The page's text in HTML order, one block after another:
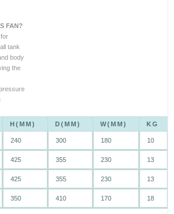
FAN?
tank
body
the
H(MM) D(MM) W(MM) KG
240 300 180 10
425 355 230 13
425 355 230 13
350 410 170 18